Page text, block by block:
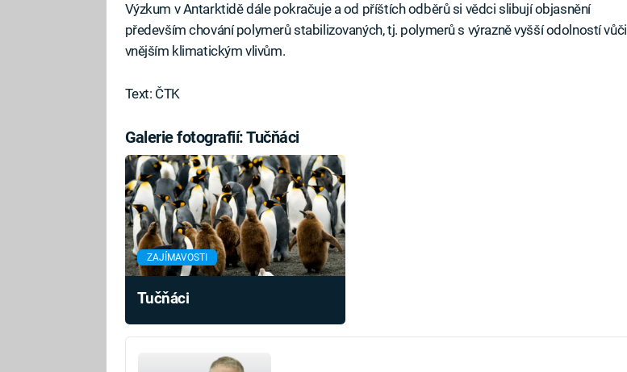
Výzkum v Antarktidě dále pokračuje a od příštích odběrů si vědci slibují objasnění
především chování polymerů stabilizovaných, tj. polymerů s výrazně vyšší odolností vůči
vnějším klimatickým vlivům.
Text: ČTK
Galerie fotografií: Tučňáci
ZAJÍMAVOSTI
Tučňáci